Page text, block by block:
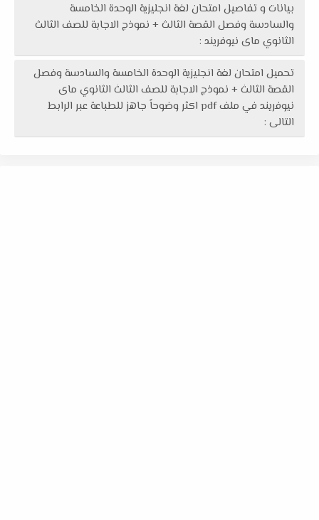
بيانات و تفاصيل امتحان لغة انجليزية الوحدة الخامسة
والسادسة وفصل القصة الثالث + نموذج الاجابة للصف الثالث
الثانوي ماى نيوفريند :
تحميل امتحان لغة انجليزية الوحدة الخامسة والسادسة وفصل
القصة الثالث + نموذج الاجابة للصف الثالث الثانوي ماى
نيوفريند في ملف pdf اكثر وضوحاً جاهز للطباعة عبر الرابط
التالى :